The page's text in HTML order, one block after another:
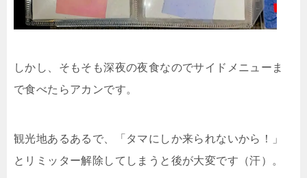
しかし、そもそも深夜の夜食なのでサイドメニューま
で食べたらアカンです。
観光地あるあるで、「タマにしか来られないから！」
とリミッター解除してしまうと後が大変です（汗）。